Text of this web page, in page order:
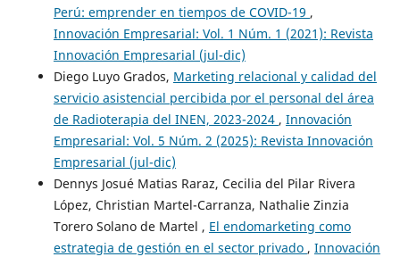
Perú: emprender en tiempos de COVID-19 ,
Innovación Empresarial: Vol. 1 Núm. 1 (2021): Revista
Innovación Empresarial (jul-dic)
Diego Luyo Grados, Marketing relacional y calidad del
servicio asistencial percibida por el personal del área
de Radioterapia del INEN, 2023-2024 , Innovación
Empresarial: Vol. 5 Núm. 2 (2025): Revista Innovación
Empresarial (jul-dic)
Dennys Josué Matias Raraz, Cecilia del Pilar Rivera
López, Christian Martel-Carranza, Nathalie Zinzia
Torero Solano de Martel , El endomarketing como
estrategia de gestión en el sector privado , Innovación